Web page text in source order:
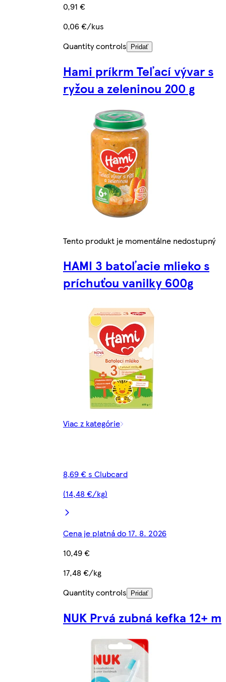
0,91 €
0,06 €/kus
Quantity controls
Pridať
Hami príkrm Teľací vývar s
ryžou a zeleninou 200 g
Tento produkt je momentálne nedostupný
HAMI 3 batoľacie mlieko s
príchuťou vanilky 600g
Viac z kategórie
8,69 € s Clubcard
(14,48 €/kg)
Cena je platná do 17. 8. 2026
10,49 €
17,48 €/kg
Quantity controls
Pridať
NUK Prvá zubná kefka 12+ m